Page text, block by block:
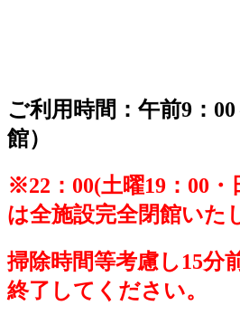
ご利用時間 ：午前9：
館）
※22：00(土曜19：00・
は全施設完全閉館いた
掃除時間等考慮し15分
終了してください。